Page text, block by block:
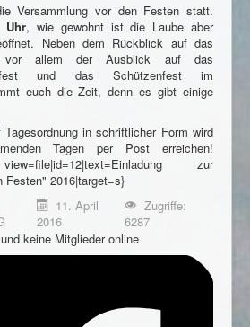
Versammlung vor den Festen statt.
Uhr, wie gewohnt ist die Laube aber
Neben dem Rückblick auf das
vor allem der Ausblick auf das
und das Schützenfest im
euch die Zeit, denn es gibt einige
in schriftlicher Form wird
Tagen per Post erreichen!
zur
Festen" 2016|target=s}
11. April
2016
Zugriffe:
6287
keine Mitglieder online